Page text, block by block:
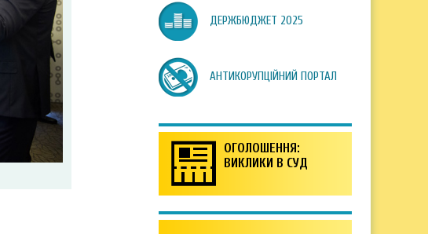
ДЕРЖБЮДЖЕТ 2025
АНТИКОРУПЦІЙНИЙ ПОРТАЛ
ОГОЛОШЕННЯ:
ВИКЛИКИ В СУД